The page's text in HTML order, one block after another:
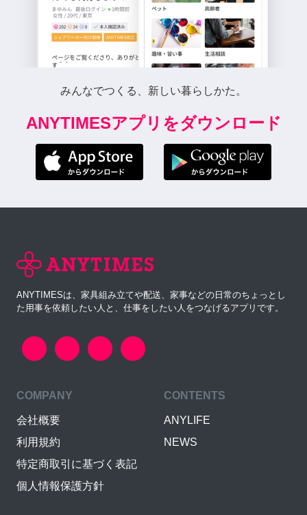
みんなでつくる、新しい暮らしかた。
ANYTIMESアプリをダウンロード
ANYTIMESは、家具組み立てや配送、家事などの日常のちょっとし
た用事を依頼したい人と、仕事をしたい人をつなげるアプリです。
COMPANY
会社概要
利用規約
特定商取引に基づく表記
個人情報保護方針
CONTENTS
ANYLIFE
NEWS